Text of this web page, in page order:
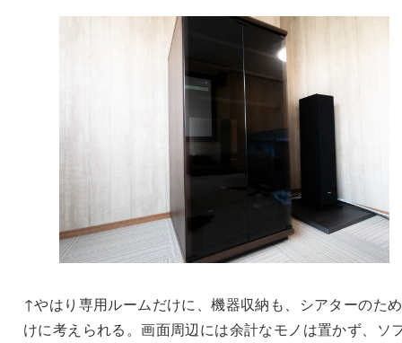
↑やはり専用ルームだけに、機器収納も、シアターのた
けに考えられる。画面周辺には余計なモノは置かず、ソ